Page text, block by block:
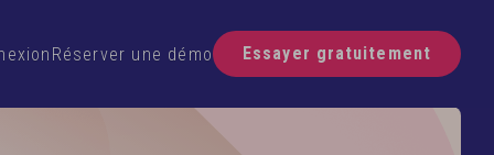
Réserver une démo Essayer gratuitement